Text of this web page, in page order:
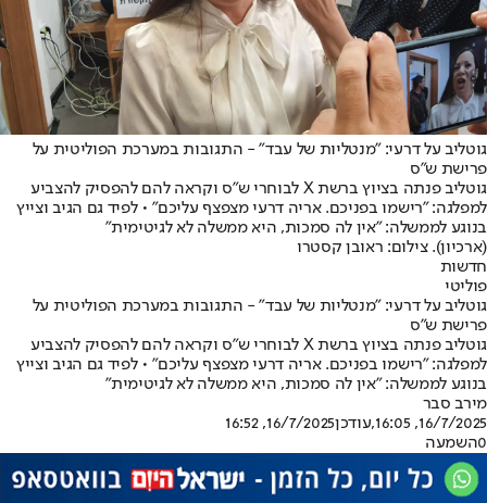
גוטליב על דרעי: "מנטליות של עבד" - התגובות במערכת הפוליטית על
פרישת ש"ס
גוטליב פנתה בציוץ ברשת X לבוחרי ש"ס וקראה להם להפסיק להצביע
למפלגה: "רישמו בפניכם. אריה דרעי מצפצף עליכם" • לפיד גם הגיב וצייץ
בנוגע לממשלה: "אין לה סמכות, היא ממשלה לא לגיטימית"
(ארכיון). צילום: ראובן קסטרו
חדשות
פוליטי
גוטליב על דרעי: "מנטליות של עבד" - התגובות במערכת הפוליטית על
פרישת ש"ס
גוטליב פנתה בציוץ ברשת X לבוחרי ש"ס וקראה להם להפסיק להצביע
למפלגה: "רישמו בפניכם. אריה דרעי מצפצף עליכם" • לפיד גם הגיב וצייץ
בנוגע לממשלה: "אין לה סמכות, היא ממשלה לא לגיטימית"
מירב סבר
16/7/2025, 16:05
,עודכן16/7/2025, 16:52
0השמעה